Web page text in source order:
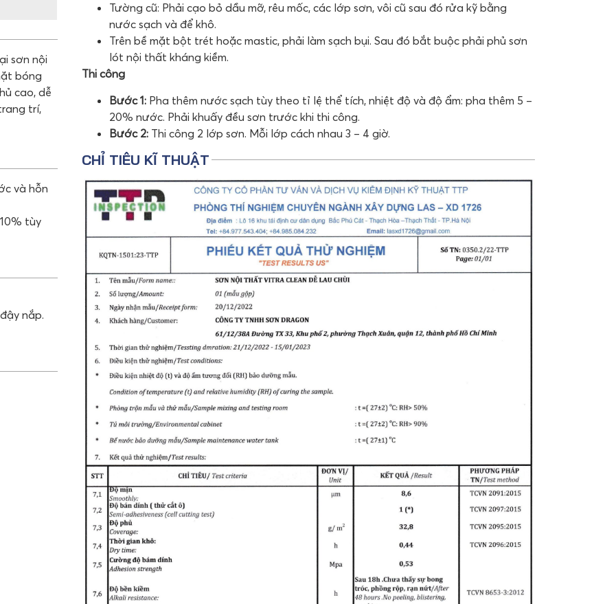
sơn nội
bóng
cao, dễ
trí,
và hỗn
tùy
nắp.
Tường cũ: Phải cạo bỏ dầu mỡ, rêu mốc, các lớp sơn, vôi cũ sau đó rửa kỹ bằng
nước sạch và để khô.
Trên bề mặt bột trét hoặc mastic, phải làm sạch bụi. Sau đó bắt buộc phải phủ sơn
lót nội thất kháng kiềm.
Thi công
Bước 1:Pha thêm nước sạch tùy theo tỉ lệ thể tích, nhiệt độ và độ ẩm: pha thêm 5 –
20% nước. Phải khuấy đều sơn trước khi thi công.
Bước 2:Thi công 2 lớp sơn. Mỗi lớp cách nhau 3 – 4 giờ.
CHỈ TIÊU KĨ THUẬT